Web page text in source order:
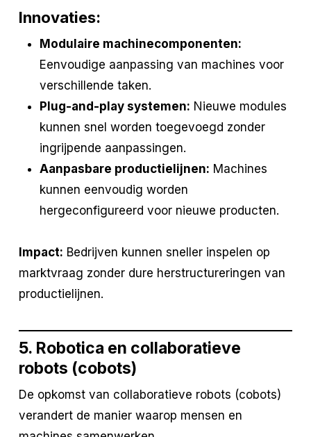
Innovaties:
Modulaire machinecomponenten:
Eenvoudige aanpassing van machines voor
verschillende taken.
Plug-and-play systemen: Nieuwe modules
kunnen snel worden toegevoegd zonder
ingrijpende aanpassingen.
Aanpasbare productielijnen: Machines
kunnen eenvoudig worden
hergeconfigureerd voor nieuwe producten.
Impact: Bedrijven kunnen sneller inspelen op
marktvraag zonder dure herstructureringen van
productielijnen.
5. Robotica en collaboratieve
robots (cobots)
De opkomst van collaboratieve robots (cobots)
verandert de manier waarop mensen en